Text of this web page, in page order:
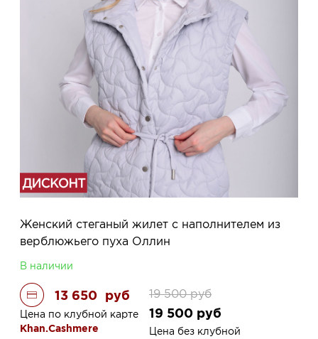
Женский стеганый жилет с наполнителем из
верблюжьего пуха Оллин
В наличии
13 650 руб
Цена по клубной карте
Khan.Cashmere
19 500 руб
19 500 руб
Цена без клубной